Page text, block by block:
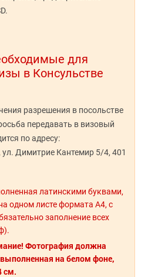
для
в Консульстве
разрешения в посольстве
передавать в визовый
по адресу:
Димитрие Кантемир 5/4, 401
латинскими буквами,
одном листе формата А4, с
заполнение всех
Фотография должна
на белом фоне,
см.